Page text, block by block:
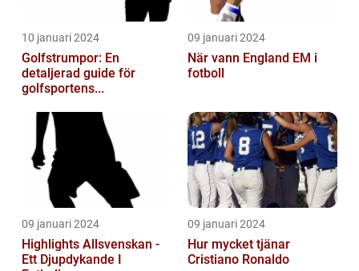
10 januari 2024
Golfstrumpor: En
detaljerad guide för
golfsportens...
09 januari 2024
När vann England EM i
fotboll
09 januari 2024
Highlights Allsvenskan -
Ett Djupdykande I
09 januari 2024
Hur mycket tjänar
Cristiano Ronaldo